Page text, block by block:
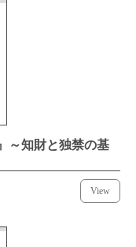
～知財と独禁の基
View